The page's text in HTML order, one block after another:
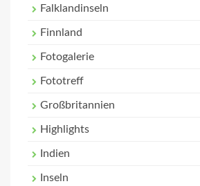
Falklandinseln
Finnland
Fotogalerie
Fototreff
Großbritannien
Highlights
Indien
Inseln